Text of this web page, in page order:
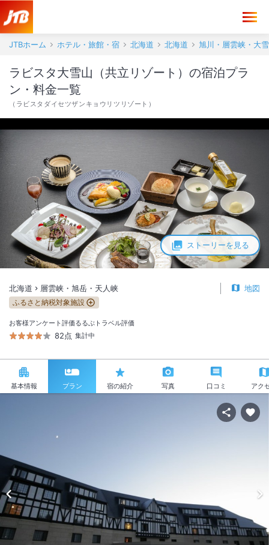
JTBホーム ホテル・旅館・宿 北海道 北海道 旭川・層雲峡・大
ストーリーを見る
ラビスタ大雪山（共立リゾート）の宿泊プラ
ン・料金一覧
（ ラビスタダイセツザンキョウリツリゾート ）
北海道 層雲峡・旭岳・天人峡 地図
ふるさと納税対象施設
お客様アンケート評価
82点
るるぶトラベル評価
集計中
基本情報 プラン 宿の紹介 写真 口コミ アク